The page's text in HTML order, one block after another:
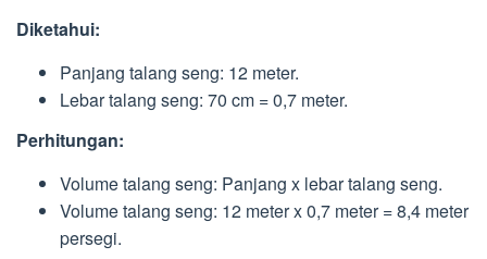
Diketahui:
Panjang talang seng: 12 meter.
Lebar talang seng: 70 cm = 0,7 meter.
Perhitungan:
Volume talang seng: Panjang x lebar talang seng.
Volume talang seng: 12 meter x 0,7 meter = 8,4 meter
persegi.